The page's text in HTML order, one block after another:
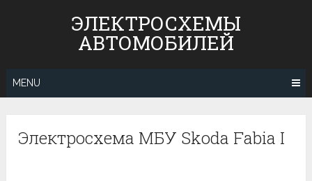
ЭЛЕКТРОСХЕМЫ
АВТОМОБИЛЕЙ
MENU
Электросхема МБУ Skoda Fabia I